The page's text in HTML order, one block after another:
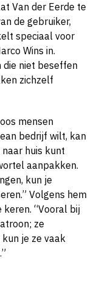
Van der Eerde te
de gebruiker,
speciaal voor
Wins in.
die niet beseffen
zichzelf
mensen
bedrijf wilt, kan
huis kunt
aanpakken.
kun je
Volgens hem
“Vooral bij
ze
je ze vaak